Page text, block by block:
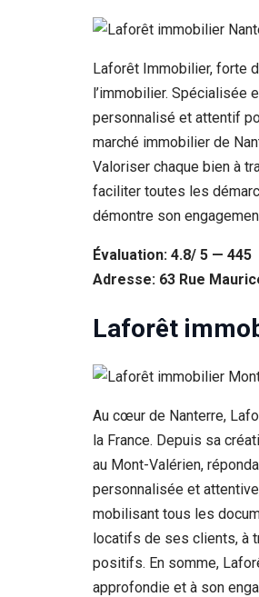
Laforêt Immobilier, forte
l’immobilier. Spécialisée
personnalisé et attentif
marché immobilier de
Valoriser chaque bien à
faciliter toutes les
démontre son
Évaluation: 4.8/ 5 — 445
Adresse: 63 Rue
Laforêt
Au cœur de Nanterre,
la France. Depuis sa
au Mont-Valérien,
personnalisée et
mobilisant tous les
locatifs de ses clients, à
positifs. En somme,
approfondie et à son